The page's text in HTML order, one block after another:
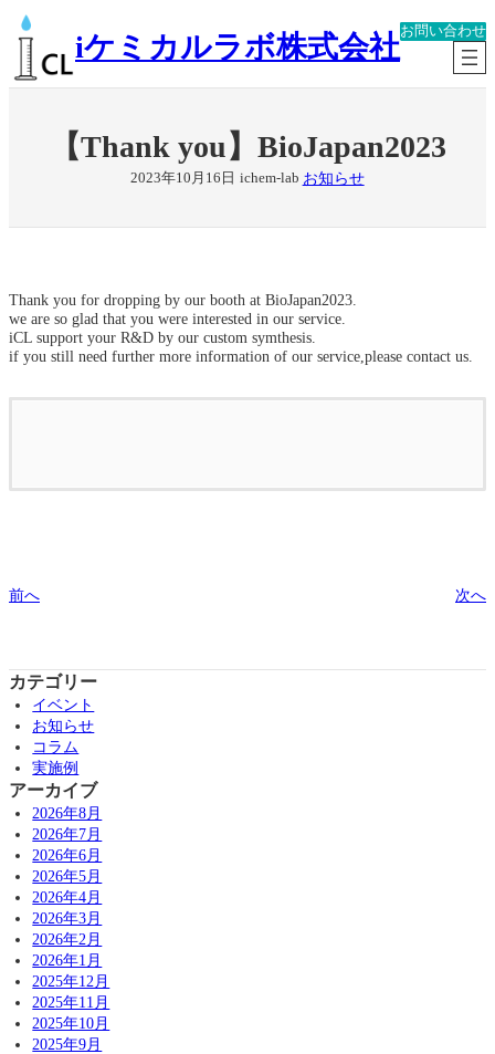
内
容
ス
iケミカルラボ株式会社お問い合わせ
【Thank you】BioJapan2023
2023年10月16日 ichem-lab お知らせ
Thank you for dropping by our booth at BioJapan2023.
we are so glad that you were interested in our service.
iCL support your R&D by our custom symthesis.
if you still need further more information of our service,please contact us.
前へ 次へ
カテゴリー
イベント
お知らせ
コラム
実施例
アーカイブ
2026年8月
2026年7月
2026年6月
2026年5月
2026年4月
2026年3月
2026年2月
2026年1月
2025年12月
2025年11月
2025年10月
2025年9月